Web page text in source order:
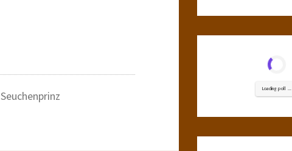
Seuchenprinz
Loading poll ...